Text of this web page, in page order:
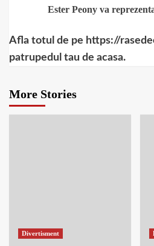
Ester Peony va
Afla totul de pe https://
patrupedul tau de acasa.
More Stories
Divertisment